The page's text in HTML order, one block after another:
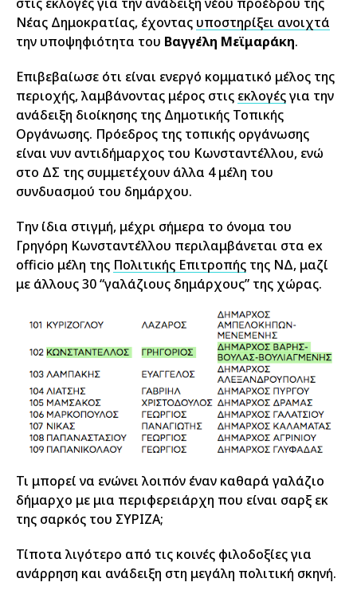
Νέας Δημοκρατίας, έχοντας υποστηρίξει ανοιχτά
την υποψηφιότητα του Βαγγέλη Μεϊμαράκη.
Επιβεβαίωσε ότι είναι ενεργό κομματικό μέλος της
περιοχής, λαμβάνοντας μέρος στις εκλογέςγια την
ανάδειξη διοίκησης της Δημοτικής Τοπικής
Οργάνωσης. Πρόεδρος της τοπικής οργάνωσης
είναι νυν αντιδήμαρχος του Κωνσταντέλλου, ενώ
στο ΔΣ της συμμετέχουν άλλα 4 μέλη του
συνδυασμού του δημάρχου.
Την ίδια στιγμή, μέχρι σήμερα το όνομα του
Γρηγόρη Κωνσταντέλλου περιλαμβάνεται στα ex
officio μέλη της Πολιτικής Επιτροπής της ΝΔ, μαζί
με άλλους 30 “γαλάζιους δημάρχους” της χώρας.
Τι μπορεί να ενώνει λοιπόν έναν καθαρά γαλάζιο
δήμαρχο με μια περιφερειάρχη που είναι σαρξ εκ
της σαρκός του ΣΥΡΙΖΑ;
Τίποτα λιγότερο από τις κοινές φιλοδοξίες για
ανάρρηση και ανάδειξη στη μεγάλη πολιτική σκηνή.